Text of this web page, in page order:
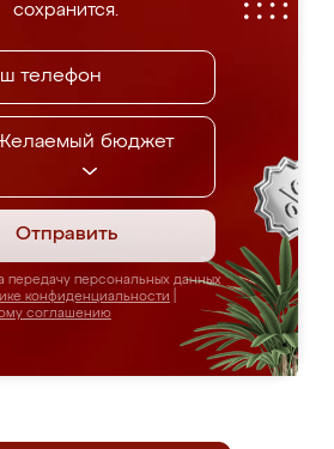
сохранится.
бюджет
Отправить
передачу персональных данных
конфиденциальности
соглашению